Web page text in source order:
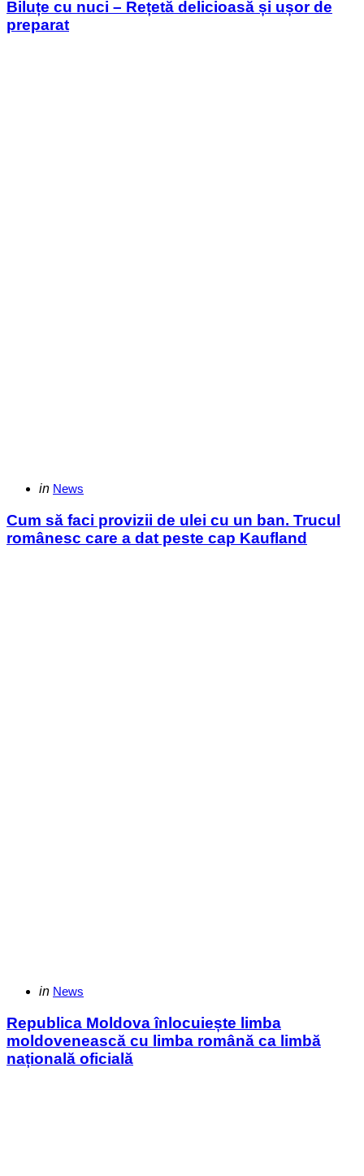
Biluțe cu nuci – Rețetă delicioasă și ușor de
preparat
Categories
Posted
in News
Cum să faci provizii de ulei cu un ban. Trucul
românesc care a dat peste cap Kaufland
Categories
Posted
in News
Republica Moldova înlocuiește limba
moldovenească cu limba română ca limbă
națională oficială